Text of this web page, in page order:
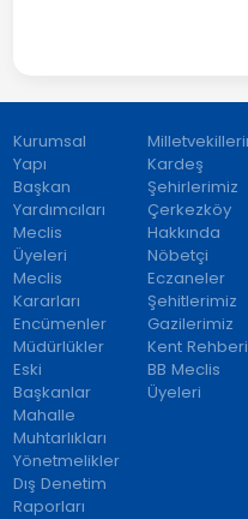
Kurumsal
Yapı
Başkan
Yardımcıları
Meclis
Üyeleri
Meclis
Kararları
Encümenler
Müdürlükler
Eski
Başkanlar
Mahalle
Muhtarlıkları
Yönetmelikler
Dış Denetim
Raporları
Kardeş
Şehirlerimiz
Çerkezköy
Hakkında
Nöbetçi
Eczaneler
Şehitlerimiz
Gazilerimiz
Kent Rehberi
BB Meclis
Üyeleri